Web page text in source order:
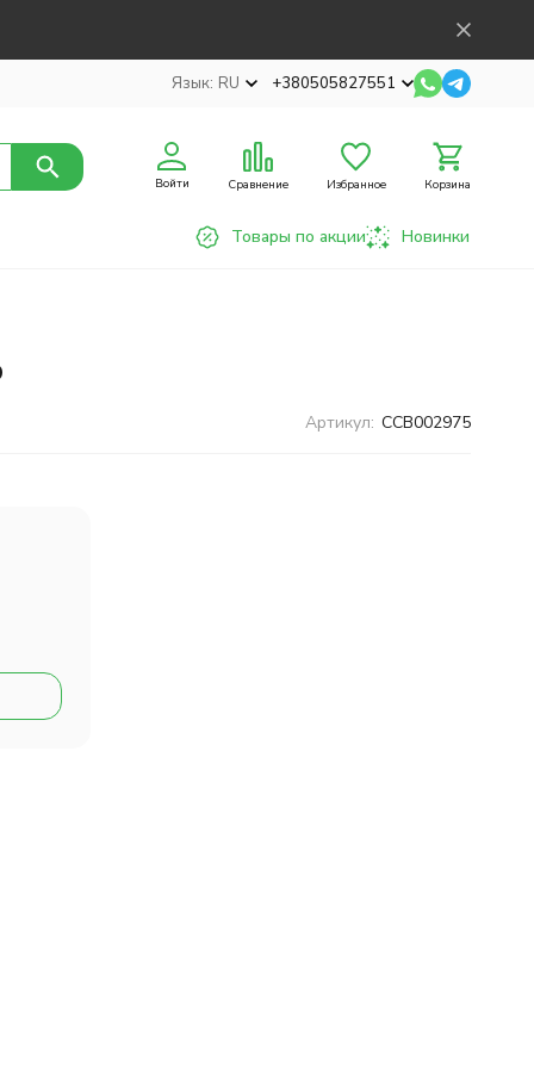
Язык: RU +380505827551
Войти Сравнение Избранное Корзина
Товары по акции Новинки
Артикул: CCB002975